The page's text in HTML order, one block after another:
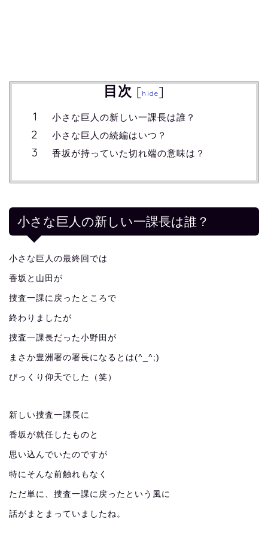
目次 [hide]
小さな巨人の新しい一課長は誰？
小さな巨人の続編はいつ？
香坂が持っていた切れ端の意味は？
小さな巨人の新しい一課長は誰？
小さな巨人の最終回では
香坂と山田が
捜査一課に戻ったところで
終わりましたが
捜査一課長だった小野田が
まさか豊洲署の署長になるとは(^_^;)
びっくり仰天でした（笑）
新しい捜査一課長に
香坂が就任したものと
思い込んでいたのですが
特にそんな前触れもなく
ただ単に、捜査一課に戻ったという風に
話がまとまっていましたね。